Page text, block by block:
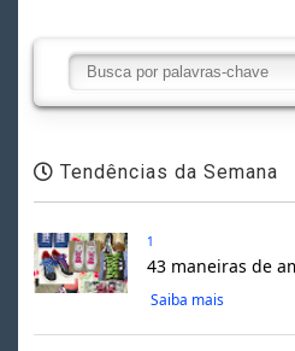
Tendências da Semana
1
43 maneiras de
Saiba mais